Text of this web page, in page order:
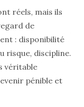
réels, mais ils
de
: disponibilité
risque, discipline.
véritable
pénible et